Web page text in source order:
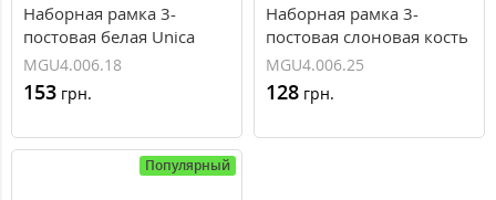
Наборная рамка 3-
постовая белая Unica
Colors MGU4.006.18
MGU4.006.18
153 грн.
Наборная рамка 3-
постовая слоновая кость
Unica Colors
MGU4.006.25
MGU4.006.25
128 грн.
Популярный